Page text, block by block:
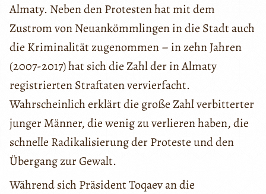
Almaty. Neben den Protesten hat mit dem
Zustrom von Neuankömmlingen in die Stadt auch
die Kriminalität zugenommen – in zehn Jahren
(2007-2017) hat sich die Zahl der in Almaty
registrierten Straftaten vervierfacht.
Wahrscheinlich erklärt die große Zahl verbitterter
junger Männer, die wenig zu verlieren haben, die
schnelle Radikalisierung der Proteste und den
Übergang zur Gewalt.
Während sich Präsident Toqaev an die